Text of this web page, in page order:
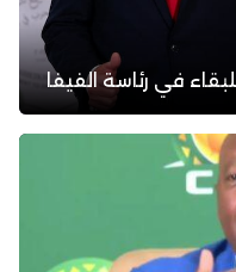
في رئاسة الفيفا